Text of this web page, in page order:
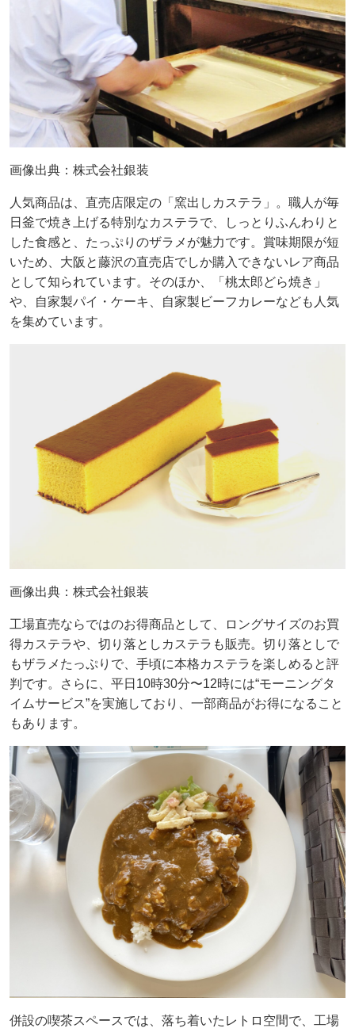
画像出典：株式会社銀装
人気商品は、直売店限定の「窯出しカステラ」。職人が毎
日釜で焼き上げる特別なカステラで、しっとりふんわりと
した食感と、たっぷりのザラメが魅力です。賞味期限が短
いため、大阪と藤沢の直売店でしか購入できないレア商品
として知られています。そのほか、「桃太郎どら焼き」
や、自家製パイ・ケーキ、自家製ビーフカレーなども人気
を集めています。
画像出典：株式会社銀装
工場直売ならではのお得商品として、ロングサイズのお買
得カステラや、切り落としカステラも販売。切り落としで
もザラメたっぷりで、手頃に本格カステラを楽しめると評
判です。さらに、平日10時30分〜12時には“モーニングタ
イムサービス”を実施しており、一部商品がお得になること
もあります。
併設の喫茶スペースでは、落ち着いたレトロ空間で、工場